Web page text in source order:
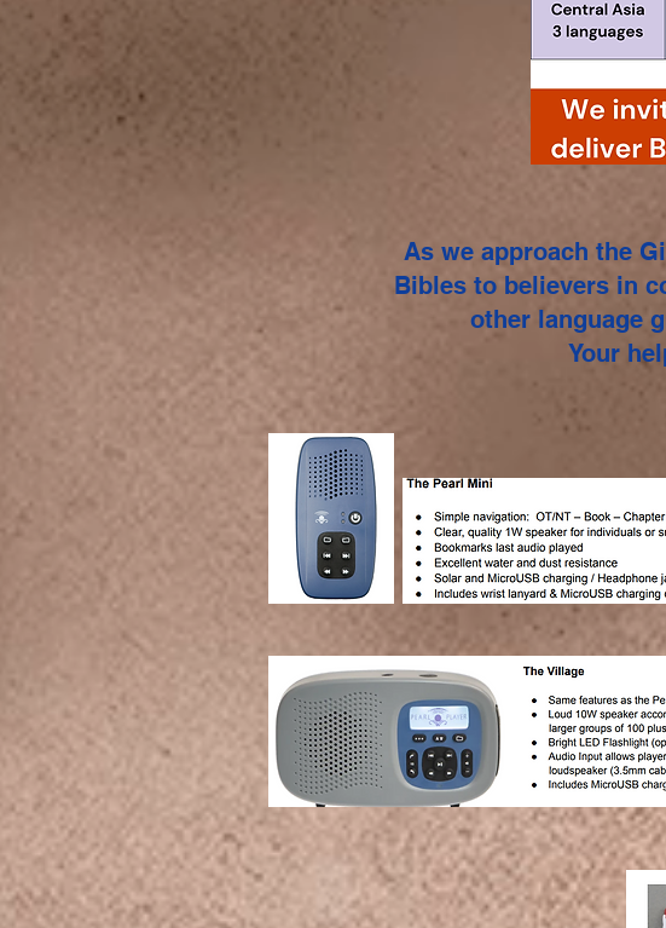
As we approach the
Bibles to believers in
other language
Your